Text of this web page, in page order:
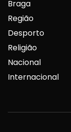
Braga
Região
Desporto
Religião
Nacional
Internacional